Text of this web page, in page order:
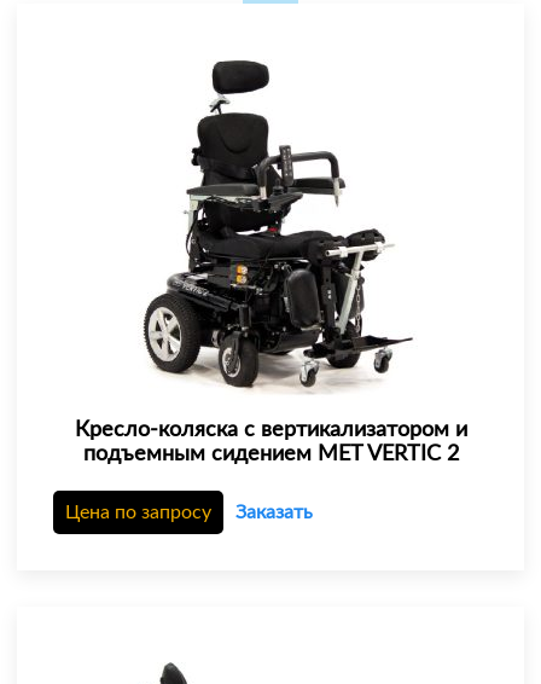
Кресло-коляска с вертикализатором и
подъемным сидением MET VERTIC 2
Цена по запросу Заказать